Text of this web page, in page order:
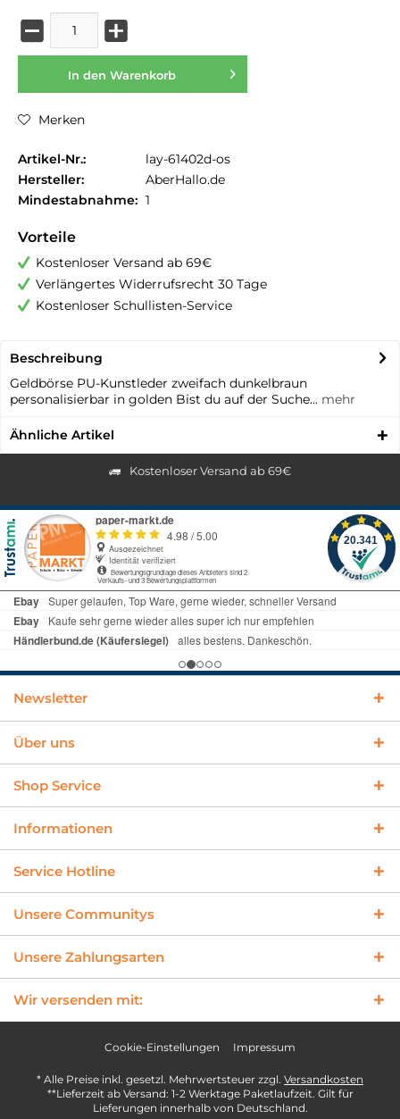
In den Warenkorb
Merken
Artikel-Nr.:
lay-61402d-os
Hersteller:
AberHallo.de
Mindestabnahme: 1
Vorteile
Kostenloser Versand ab 69€
Verlängertes Widerrufsrecht 30 Tage
Kostenloser Schullisten-Service
Beschreibung
Geldbörse PU-Kunstleder zweifach dunkelbraun
personalisierbar in golden Bist du auf der Suche... mehr
Ähnliche Artikel
Kostenloser Versand ab 69€
Newsletter
Über uns
Shop Service
Informationen
Service Hotline
Unsere Communitys
Unsere Zahlungsarten
Wir versenden mit:
Cookie-Einstellungen Impressum
* Alle Preise inkl. gesetzl. Mehrwertsteuer zzgl. Versandkosten
**Lieferzeit ab Versand: 1-2 Werktage Paketlaufzeit. Gilt für
Lieferungen innerhalb von Deutschland.